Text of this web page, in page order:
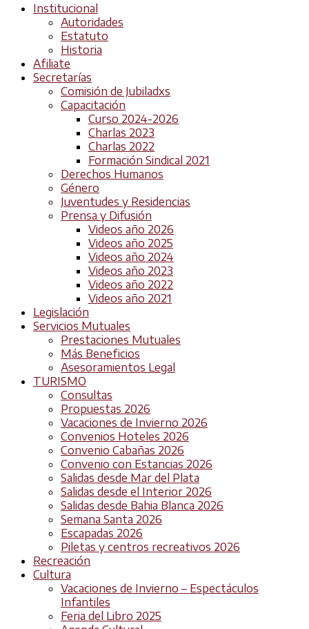
Institucional
Autoridades
Estatuto
Historia
Afiliate
Secretarías
Comisión de Jubiladxs
Capacitación
Curso 2024-2026
Charlas 2023
Charlas 2022
Formación Sindical 2021
Derechos Humanos
Género
Juventudes y Residencias
Prensa y Difusión
Videos año 2026
Videos año 2025
Videos año 2024
Videos año 2023
Videos año 2022
Videos año 2021
Legislación
Servicios Mutuales
Prestaciones Mutuales
Más Beneficios
Asesoramientos Legal
TURISMO
Consultas
Propuestas 2026
Vacaciones de Invierno 2026
Convenios Hoteles 2026
Convenio Cabañas 2026
Convenio con Estancias 2026
Salidas desde Mar del Plata
Salidas desde el Interior 2026
Salidas desde Bahia Blanca 2026
Semana Santa 2026
Escapadas 2026
Piletas y centros recreativos 2026
Recreación
Cultura
Vacaciones de Invierno – Espectáculos
Infantiles
Feria del Libro 2025